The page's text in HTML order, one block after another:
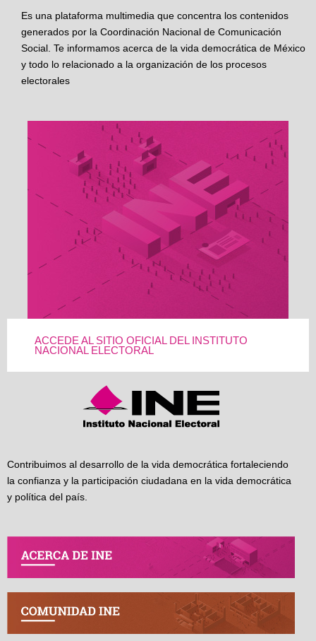
Es una plataforma multimedia que concentra los contenidos
generados por la Coordinación Nacional de Comunicación
Social. Te informamos acerca de la vida democrática de México
y todo lo relacionado a la organización de los procesos
electorales
ACCEDE AL SITIO OFICIAL DEL INSTITUTO
NACIONAL ELECTORAL
Contribuimos al desarrollo de la vida democrática fortaleciendo
la confianza y la participación ciudadana en la vida democrática
y política del país.